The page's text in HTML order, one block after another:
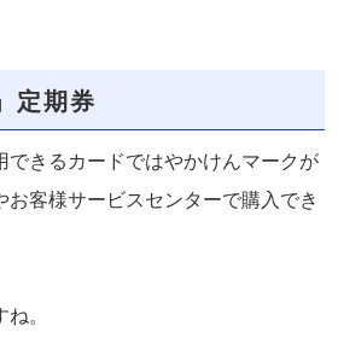
定期券
できるカードではやかけんマークが
お客様サービスセンターで購入でき
。